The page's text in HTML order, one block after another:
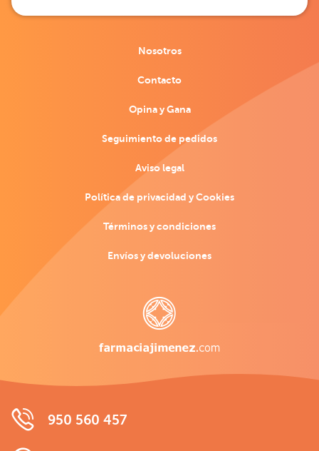
Nosotros
Contacto
Opina y Gana
Seguimiento de pedidos
Aviso legal
Política de privacidad y Cookies
Términos y condiciones
Envíos y devoluciones
950 560 457